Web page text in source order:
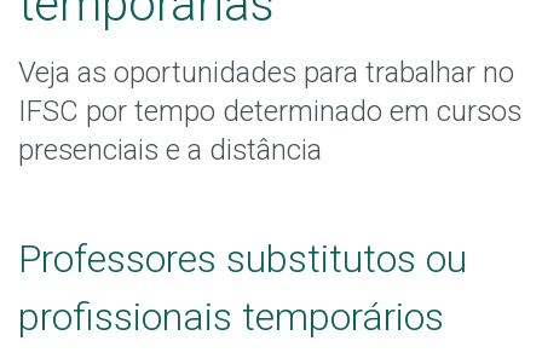
Veja as oportunidades para trabalhar no
IFSC por tempo determinado em cursos
presenciais e a distância
Professores substitutos ou
profissionais temporários